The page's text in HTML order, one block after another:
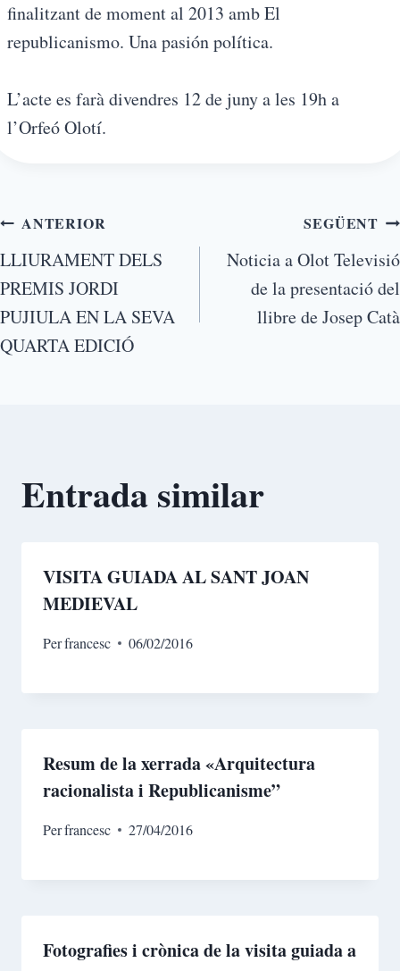
finalitzant de moment al 2013 amb El
republicanismo. Una pasión política.
L’acte es farà divendres 12 de juny a les 19h a
l’Orfeó Olotí.
ANTERIOR
LLIURAMENT DELS
PREMIS JORDI
PUJIULA EN LA SEVA
QUARTA EDICIÓ
SEGÜENT
Noticia a Olot Televisió
de la presentació del
llibre de Josep Catà
Entrada similar
VISITA GUIADA AL SANT JOAN
MEDIEVAL
Perfrancesc 06/02/2016
Resum de la xerrada «Arquitectura
racionalista i Republicanisme”
Perfrancesc 27/04/2016
Fotografies i crònica de la visita guiada a